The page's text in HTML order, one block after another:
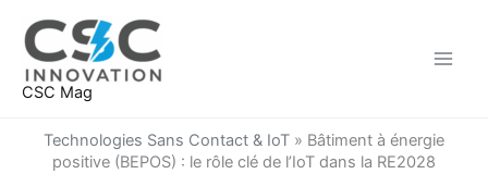
contenu
CSC Mag
Technologies Sans Contact & IoT » Bâtiment à énergie
positive (BEPOS) : le rôle clé de l’IoT dans la RE2028